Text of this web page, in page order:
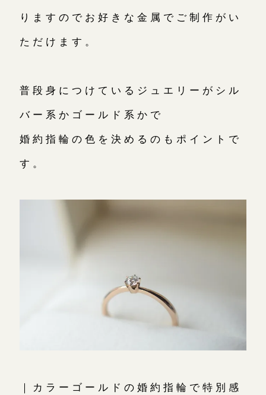
りますのでお好きな金属でご制作がい
ただけます。
普段身につけているジュエリーがシル
バー系かゴールド系かで
婚約指輪の色を決めるのもポイントで
す。
｜カラーゴールドの婚約指輪で特別感